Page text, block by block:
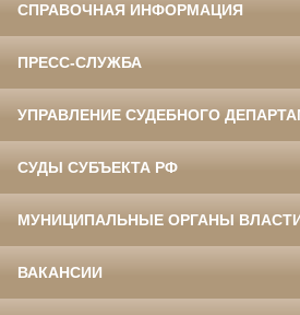
СПРАВОЧНАЯ ИНФОРМАЦИЯ
ПРЕСС-СЛУЖБА
УПРАВЛЕНИЕ СУДЕБНОГО
СУДЫ СУБЪЕКТА РФ
МУНИЦИПАЛЬНЫЕ ОРГАНЫ
ВАКАНСИИ